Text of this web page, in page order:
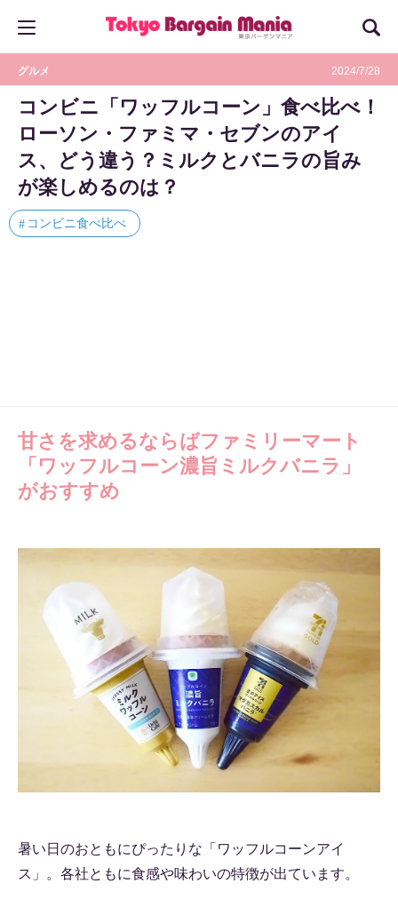
グルメ 2024/7/28
コンビニ「ワッフルコーン」食べ比べ！
ローソン・ファミマ・セブンのアイ
ス、どう違う？ミルクとバニラの旨み
が楽しめるのは？
コンビニ食べ比べ
甘さを求めるならばファミリーマート
「ワッフルコーン濃旨ミルクバニラ」
がおすすめ
暑い日のおともにぴったりな「ワッフルコーンアイ
ス」。各社ともに食感や味わいの特徴が出ています。